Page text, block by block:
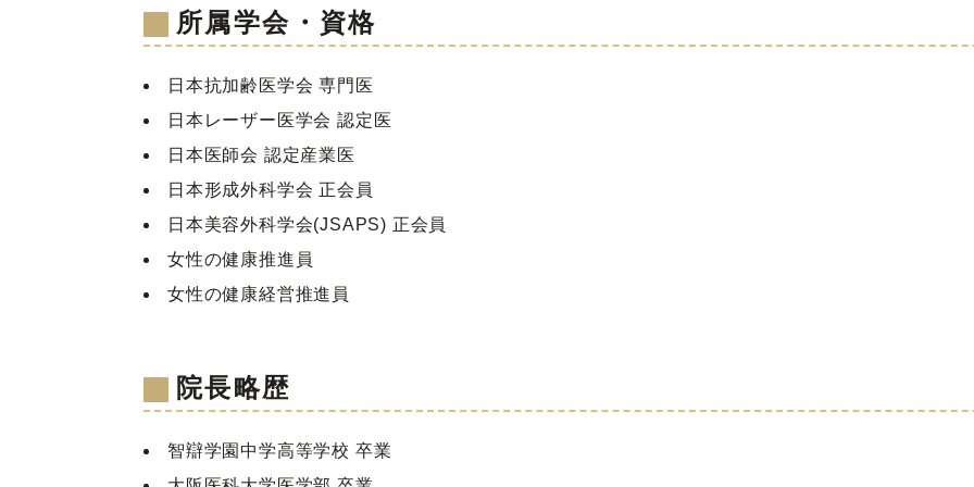
所属学会・資格
日本抗加齢医学会 専門医
日本レーザー医学会 認定医
日本医師会 認定産業医
日本形成外科学会 正会員
日本美容外科学会(JSAPS) 正会員
女性の健康推進員
女性の健康経営推進員
院長略歴
智辯学園中学高等学校 卒業